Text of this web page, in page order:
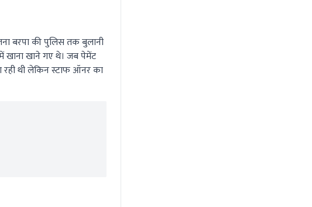
बरपा की पुलिस तक बुलानी
खाना खाने गए थे। जब पेमेंट
थी लेकिन स्टाफ ऑनर का